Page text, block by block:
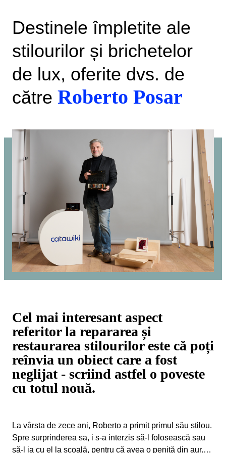
Destinele împletite ale
stilourilor și brichetelor
de lux, oferite dvs. de
către Roberto Posar
Cel mai interesant aspect
referitor la repararea și
restaurarea stilourilor este că poți
reînvia un obiect care a fost
neglijat - scriind astfel o poveste
cu totul nouă.
La vârsta de zece ani, Roberto a primit primul său stilou.
Spre surprinderea sa, i s-a interzis să-l folosească sau
să-l ia cu el la școală, pentru că avea o peniță din aur.